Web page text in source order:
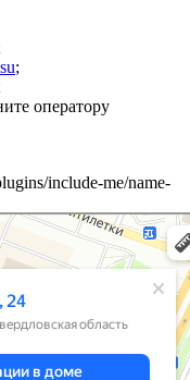
;
оператору
include-me/name-